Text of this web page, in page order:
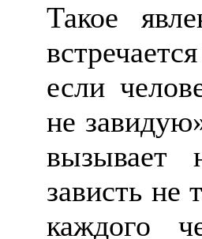
Такое
если
не
вызывает
зависть не
каждого